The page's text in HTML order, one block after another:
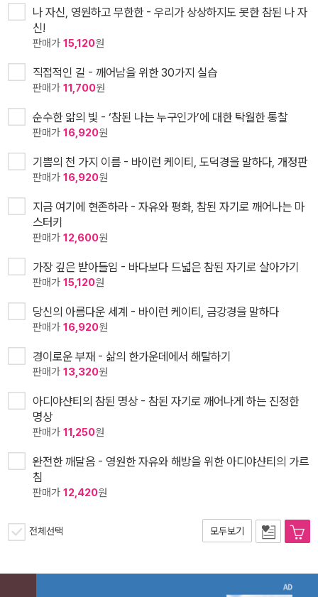
나 자신, 영원하고 무한한 - 우리가 상상하지도 못한 참된 나 자
신!
판매가 15,120원
직접적인 길 - 깨어남을 위한 30가지 실습
판매가 11,700원
순수한 앎의 빛 - ‘참된 나는 누구인가’에 대한 탁월한 통찰
판매가 16,920원
기쁨의 천 가지 이름 - 바이런 케이티, 도덕경을 말하다, 개정판
판매가 16,920원
지금 여기에 현존하라 - 자유와 평화, 참된 자기로 깨어나는 마
스터키
판매가 12,600원
가장 깊은 받아들임 - 바다보다 드넓은 참된 자기로 살아가기
판매가 15,120원
당신의 아름다운 세계 - 바이런 케이티, 금강경을 말하다
판매가 16,920원
경이로운 부재 - 삶의 한가운데에서 해탈하기
판매가 13,320원
아디야샨티의 참된 명상 - 참된 자기로 깨어나게 하는 진정한
명상
판매가 11,250원
완전한 깨달음 - 영원한 자유와 해방을 위한 아디야샨티의 가르
침
판매가 12,420원
전체선택 모두보기